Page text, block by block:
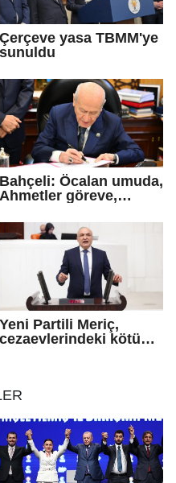
Çerçeve yasa TBMM'ye
sunuldu
Bahçeli: Öcalan umuda,
Ahmetler göreve,
dönmeli...
Yeni Partili Meriç,
cezaevlerindeki kötü